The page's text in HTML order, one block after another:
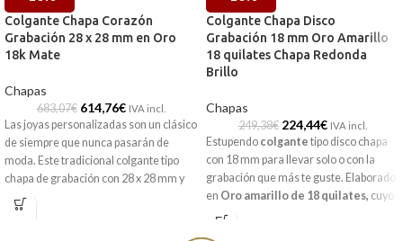
Colgante Chapa Corazón
Grabación 28 x 28 mm en Oro
18k Mate
Chapas
683,07€ 614,76€ IVA incl.
Las joyas personalizadas son un clásico
de siempre que nunca pasarán de
moda. Este tradicional colgante tipo
chapa de grabación con 28 x 28 mm y
realizada en Oro amarillo de 18
quilates, contiene una animada forma
Colgante Chapa Disco
Grabación 18 mm Oro Amarillo
18 quilates Chapa Redonda
Brillo
Chapas
249,38€ 224,44€ IVA incl.
Estupendo colgante tipo disco chapa
con 18 mm para llevar solo o con la
grabación que más te guste. Elaborado
en Oro amarillo de 18 quilates, cuyo
diseño de sencilla chapa redonda